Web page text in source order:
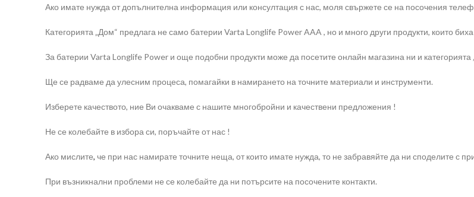
Ако имате нужда от допълнителна информация или консултация с нас, моля свържете се на посочения
Категорията „Дом“ предлага не само батерии Varta Longlife Power AAA , но и много други продукти, които
За батерии Varta Longlife Power и още подобни продукти може да посетите онлайн магазина ни и категорията
Ще се радваме да улесним процеса, помагайки в намирането на точните материали и инструменти.
Изберете качеството, ние Ви очакваме с нашите многобройни и качествени предложения !
Не се колебайте в избора си, поръчайте от нас !
Ако мислите, че при нас намирате точните неща, от които имате нужда, то не забравяйте да ни споделите с
При възникнални проблеми не се колебайте да ни потърсите на посочените контакти.